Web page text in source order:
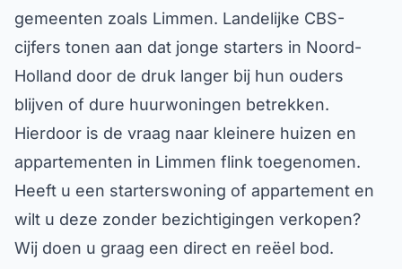
gemeenten zoals Limmen. Landelijke CBS-
cijfers tonen aan dat jonge starters in Noord-
Holland door de druk langer bij hun ouders
blijven of dure huurwoningen betrekken.
Hierdoor is de vraag naar kleinere huizen en
appartementen in Limmen flink toegenomen.
Heeft u een starterswoning of appartement en
wilt u deze zonder bezichtigingen verkopen?
Wij doen u graag een direct en reëel bod.